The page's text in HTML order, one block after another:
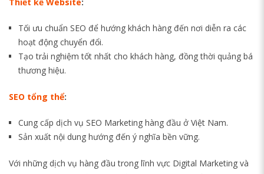
Tối ưu chuẩn SEO để hướng khách hàng đến nơi diễn ra các
hoạt động chuyển đổi.
Tạo trải nghiệm tốt nhất cho khách hàng, đồng thời quảng bá
thương hiệu.
SEO tổng thể:
Cung cấp dịch vụ SEO Marketing hàng đầu ở Việt Nam.
Sản xuất nội dung hướng đến ý nghĩa bền vững.
Với những dịch vụ hàng đầu trong lĩnh vực Digital Marketing và